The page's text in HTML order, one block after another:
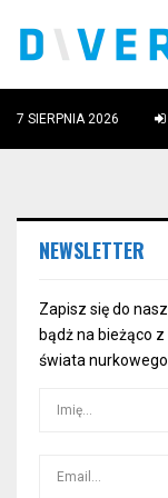
7 SIERPNIA 2026
NEWSLETTER
Zapisz się do
bądż na bieżąco
świata